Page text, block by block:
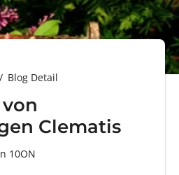
Blog Detail
Clematis
10ON